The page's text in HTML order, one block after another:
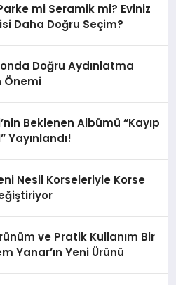
mi Seramik mi? Eviniz
Daha Doğru Seçim?
Doğru Aydınlatma
Önemi
Beklenen Albümü “Kayıp
Yayınlandı!
Nesil Korseleriyle Korse
ve Pratik Kullanım Bir
Yanar’ın Yeni Ürünü